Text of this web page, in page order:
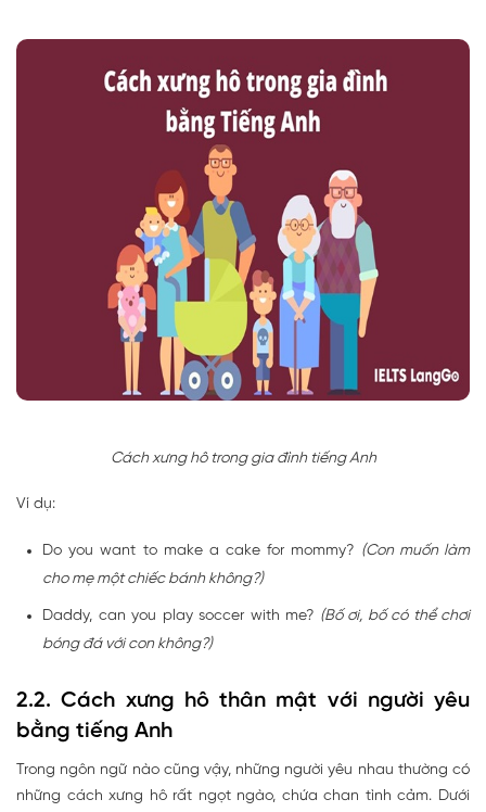
Cách xưng hô trong gia đình tiếng Anh
Ví dụ:
Do you want to make a cake for mommy? (Con muốn làm
cho mẹ một chiếc bánh không?)
Daddy, can you play soccer with me? (Bố ơi, bố có thể chơi
bóng đá với con không?)
2.2. Cách xưng hô thân mật với người yêu
bằng tiếng Anh
Trong ngôn ngữ nào cũng vậy, những người yêu nhau thường có
những cách xưng hô rất ngọt ngào, chứa chan tình cảm. Dưới